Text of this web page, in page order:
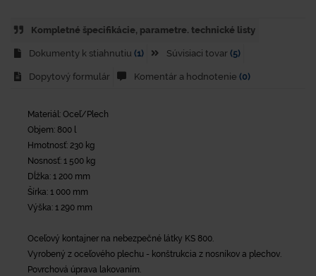
Kompletné špecifikácie, parametre. technické listy
Dokumenty k stiahnutiu (1) Súvisiaci tovar (5)
Dopytový formulár Komentár a hodnotenie (0)
Materiál: Oceľ/Plech
Objem: 800 l
Hmotnosť: 230 kg
Nosnosť: 1 500 kg
Dĺžka: 1 200 mm
Šírka: 1 000 mm
Výška: 1 290 mm
Oceľový kontajner na nebezpečné látky KS 800.
Vyrobený z oceľového plechu - konštrukcia z nosníkov a plechov.
Povrchová úprava lakovaním.